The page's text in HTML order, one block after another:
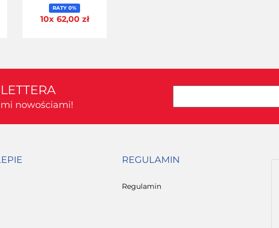
Stalowe
Uniwersalne 125cm
MontBlanc 125 Steel-
RATY 0%
10x 62,00 zł
nowościami!
REGULAMIN
Regulamin